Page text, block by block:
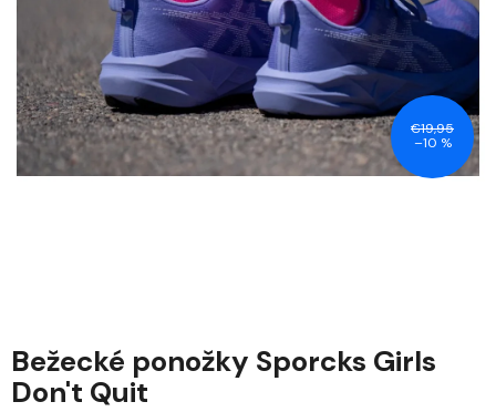
€19,95
–10 %
Bežecké ponožky Sporcks Girls
Don't Quit